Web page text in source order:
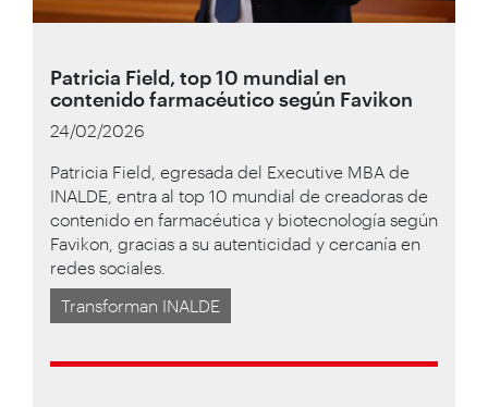
Patricia Field, top 10 mundial en
contenido farmacéutico según Favikon
24/02/2026
Patricia Field, egresada del Executive MBA de
INALDE, entra al top 10 mundial de creadoras de
contenido en farmacéutica y biotecnología según
Favikon, gracias a su autenticidad y cercanía en
redes sociales.
Transforman INALDE